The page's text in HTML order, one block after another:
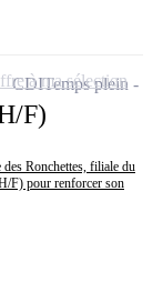
F)
des Ronchettes, filiale du
F) pour renforcer son
CDITemps plein
à ma sélection